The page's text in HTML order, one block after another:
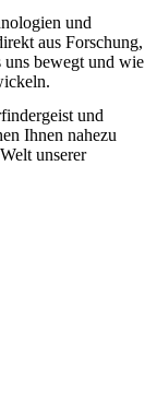
und
aus Forschung,
bewegt und wie
und
Ihnen nahezu
unserer